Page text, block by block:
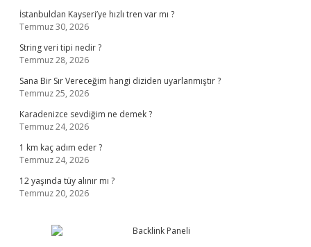
İstanbuldan Kayseri’ye hızlı tren var mı ?
Temmuz 30, 2026
String veri tipi nedir ?
Temmuz 28, 2026
Sana Bir Sır Vereceğim hangi diziden uyarlanmıştır ?
Temmuz 25, 2026
Karadenizce sevdiğim ne demek ?
Temmuz 24, 2026
1 km kaç adım eder ?
Temmuz 24, 2026
12 yaşında tüy alınır mı ?
Temmuz 20, 2026